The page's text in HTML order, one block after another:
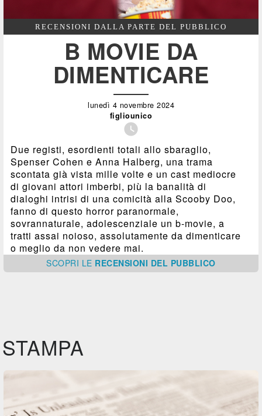
RECENSIONI DALLA PARTE DEL PUBBLICO
B MOVIE DA
DIMENTICARE
lunedì 4 novembre 2024
figliounico

Due registi, esordienti totali allo sbaraglio,
Spenser Cohen e Anna Halberg, una trama
scontata già vista mille volte e un cast mediocre
di giovani attori imberbi, più la banalità di
dialoghi intrisi di una comicità alla Scooby Doo,
fanno di questo horror paranormale,
sovrannaturale, adolescenziale un b-movie, a
tratti assai noioso, assolutamente da dimenticare
o meglio da non vedere mai.
SCOPRI LE RECENSIONI DEL PUBBLICO
STAMPA